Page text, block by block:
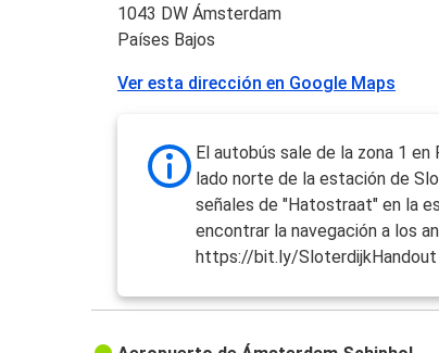
1043 DW Ámsterdam
Países Bajos
Ver esta dirección en Google Maps
El autobús sale de la zona 1 en
lado norte de la estación de
señales de "Hatostraat" en la
encontrar la navegación a los
https://bit.ly/SloterdijkHandout